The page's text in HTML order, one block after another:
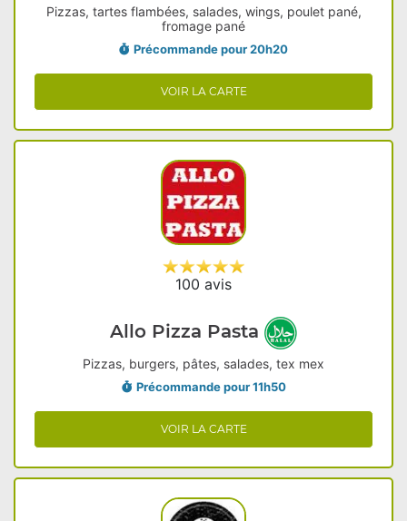
Pizzas, tartes flambées, salades, wings, poulet pané,
fromage pané
Précommande pour 20h20
VOIR LA CARTE
100 avis
Allo Pizza Pasta
Pizzas, burgers, pâtes, salades, tex mex
Précommande pour 11h50
VOIR LA CARTE